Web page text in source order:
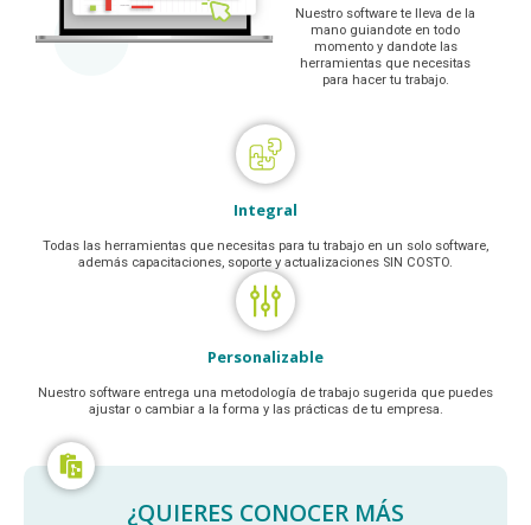
Nuestro software te lleva de la
mano guiandote en todo
momento y dandote las
herramientas que necesitas
para hacer tu trabajo.
Integral
Todas las herramientas que necesitas para tu trabajo en un solo software,
además capacitaciones, soporte y actualizaciones SIN COSTO.
Personalizable
Nuestro software entrega una metodología de trabajo sugerida que puedes
ajustar o cambiar a la forma y las prácticas de tu empresa.
¿QUIERES CONOCER MÁS